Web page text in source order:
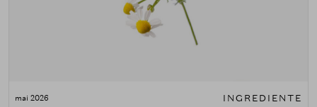
mai 2026 INGREDIENTE